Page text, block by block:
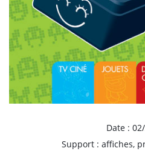
Date :
Support : affiches,